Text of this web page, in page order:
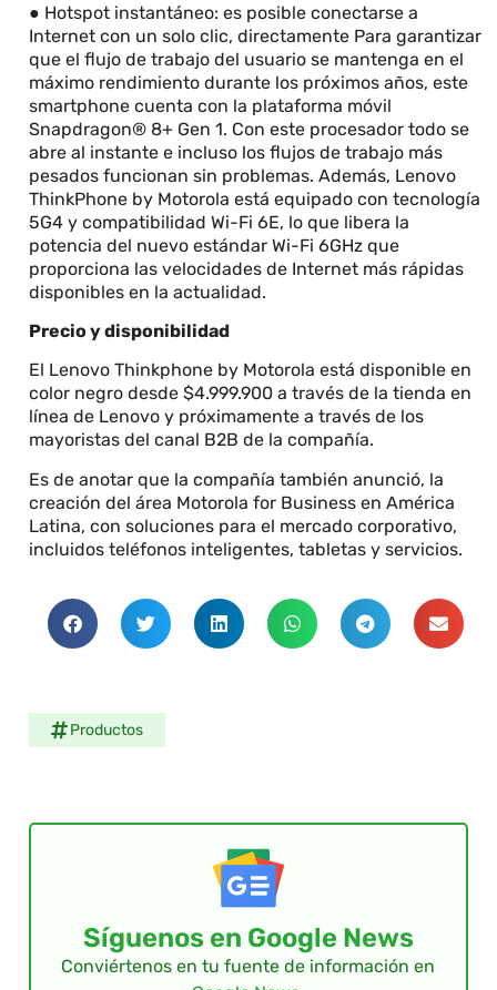
● Hotspot instantáneo: es posible conectarse a
Internet con un solo clic, directamente Para garantizar
que el flujo de trabajo del usuario se mantenga en el
máximo rendimiento durante los próximos años, este
smartphone cuenta con la plataforma móvil
Snapdragon® 8+ Gen 1. Con este procesador todo se
abre al instante e incluso los flujos de trabajo más
pesados funcionan sin problemas. Además, Lenovo
ThinkPhone by Motorola está equipado con tecnología
5G4 y compatibilidad Wi-Fi 6E, lo que libera la
potencia del nuevo estándar Wi-Fi 6GHz que
proporciona las velocidades de Internet más rápidas
disponibles en la actualidad.
Precio y disponibilidad
El Lenovo Thinkphone by Motorola está disponible en
color negro desde $4.999.900 a través de la tienda en
línea de Lenovo y próximamente a través de los
mayoristas del canal B2B de la compañía.
Es de anotar que la compañía también anunció, la
creación del área Motorola for Business en América
Latina, con soluciones para el mercado corporativo,
incluidos teléfonos inteligentes, tabletas y servicios.
Productos
Síguenos en Google News
Conviértenos en tu fuente de información en